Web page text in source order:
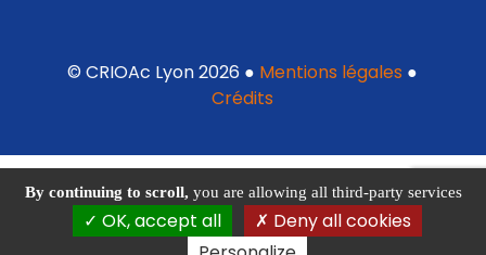
© CRIOAc Lyon 2026 ● Mentions légales ●
Crédits
By continuing to scroll, you are allowing all third-party services
OK, accept all
Deny all cookies